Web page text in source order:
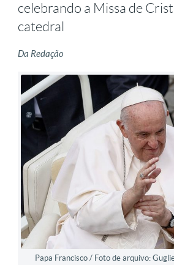
celebrando a Missa de
catedral
Da Redação
Papa Francisco / Foto de arquivo: